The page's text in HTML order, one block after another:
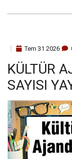
Tem 31 2026
KÜLTÜR
SAYISI